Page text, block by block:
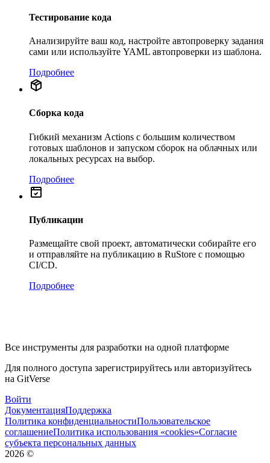
Тестирование кода
Анализируйте ваш код, настройте автопроверку задания
сами или используйте YAML автопроверки из шаблона.
Подробнее
Сборка кода
Гибкий механизм Actions с большим количеством
готовых шаблонов и запуском сборок на облачных или
локальных ресурсах на выбор.
Подробнее
Публикации
Размещайте свой проект, автоматически собирайте его
и отправляйте на публикацию в RuStore с помощью
CI/CD.
Подробнее
Все инструменты для разработки на одной платформе
Для полного доступа зарегистрируйтесь или авторизуйтесь
на GitVerse
Войти
ДокументацияПоддержка
Политика конфиденциальностиПользовательское
соглашениеПолитика использования «cookies»Согласие
субъекта персональных данных
2026 ©